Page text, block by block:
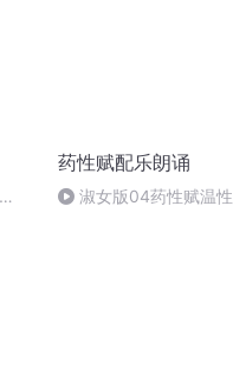
药性赋配乐朗诵
淑女版04药性赋温性